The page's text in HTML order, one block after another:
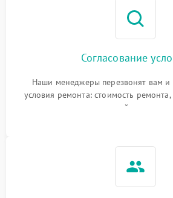
Согласование
Наши менеджеры перезвонят вам и
условия ремонта: стоимость
гарантийные условия